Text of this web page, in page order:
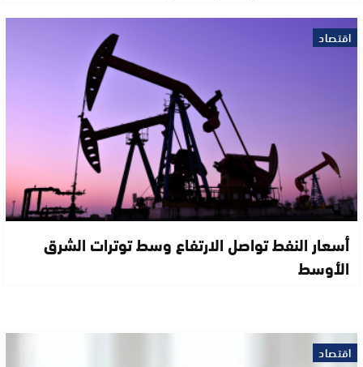
اقتصاد
أسعار النفط تواصل الارتفاع وسط توترات الشرق
الأوسط
اقتصاد